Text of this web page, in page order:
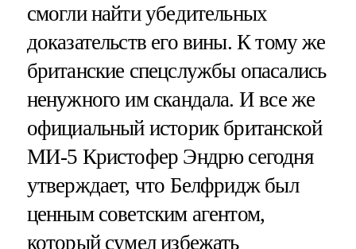
смогли найти убедительных
доказательств его вины. К тому же
британские спецслужбы опасались
ненужного им скандала. И все же
официальный историк британской
МИ-5 Кристофер Эндрю сегодня
утверждает, что Белфридж был
ценным советским агентом,
который сумел избежать